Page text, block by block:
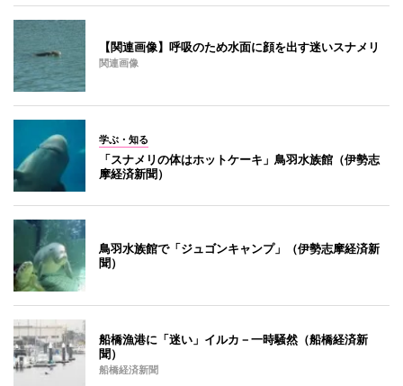
【関連画像】呼吸のため水面に顔を出す迷いスナメリ
関連画像
学ぶ・知る
「スナメリの体はホットケーキ」鳥羽水族館（伊勢志
摩経済新聞）
鳥羽水族館で「ジュゴンキャンプ」（伊勢志摩経済新
聞）
船橋漁港に「迷い」イルカ－一時騒然（船橋経済新
聞）
船橋経済新聞